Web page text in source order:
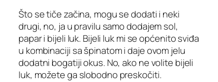
Što se tiče začina, mogu se dodati i neki
drugi, no, ja u pravilu samo dodajem sol,
papar i bijeli luk. Bijeli luk mi se općenito sviđa
u kombinaciji sa špinatom i daje ovom jelu
dodatni bogatiji okus. No, ako ne volite bijeli
luk, možete ga slobodno preskočiti.